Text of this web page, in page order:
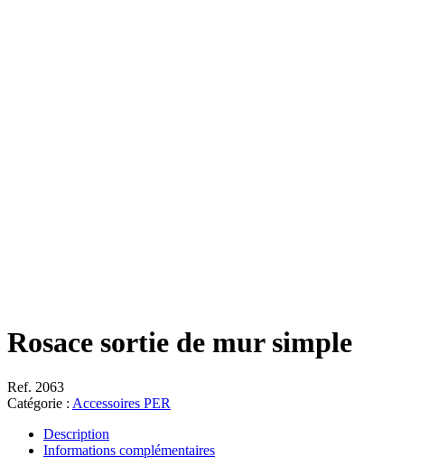
Rosace sortie de mur simple
Ref. 2063
Catégorie : Accessoires PER
Description
Informations complémentaires